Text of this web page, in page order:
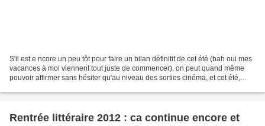
S'il est e ncore un peu tôt pour faire un bilan définitif de cet été (bah oui mes
vacances à moi viennent tout juste de commencer), on peut quand même
pouvoir affirmer sans hésiter qu'au niveau des sorties cinéma, et cet été,
Rentrée littéraire 2012 : ca continue encore et